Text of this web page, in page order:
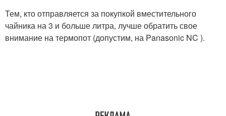
Тем, кто отправляется за покупкой вместительного
чайника на 3 и больше литра, лучше обратить свое
внимание на термопот (допустим, на Panasonic NC ).